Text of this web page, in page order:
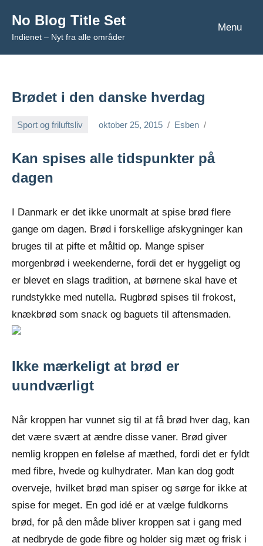
indhold
No Blog Title Set
Indienet – Nyt fra alle områder
Menu
Brødet i den danske hverdag
Sport og friluftsliv oktober 25, 2015 Esben
Kan spises alle tidspunkter på
dagen
I Danmark er det ikke unormalt at spise brød flere
gange om dagen. Brød i forskellige afskygninger kan
bruges til at pifte et måltid op. Mange spiser
morgenbrød i weekenderne, fordi det er hyggeligt og
er blevet en slags tradition, at børnene skal have et
rundstykke med nutella. Rugbrød spises til frokost,
knækbrød som snack og baguets til aftensmaden.
Ikke mærkeligt at brød er
uundværligt
Når kroppen har vunnet sig til at få brød hver dag, kan
det være svært at ændre disse vaner. Brød giver
nemlig kroppen en følelse af mæthed, fordi det er fyldt
med fibre, hvede og kulhydrater. Man kan dog godt
overveje, hvilket brød man spiser og sørge for ikke at
spise for meget. En god idé er at vælge fuldkorns
brød, for på den måde bliver kroppen sat i gang med
at nedbryde de gode fibre og holder sig mæt og frisk i